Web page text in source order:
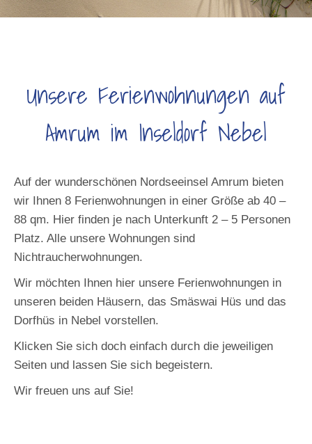
Unsere Ferienwohnungen auf
Amrum im Inseldorf Nebel
Auf der wunderschönen Nordseeinsel Amrum bieten
wir Ihnen 8 Ferienwohnungen in einer Größe ab 40 –
88 qm. Hier finden je nach Unterkunft 2 – 5 Personen
Platz. Alle unsere Wohnungen sind
Nichtraucherwohnungen.
Wir möchten Ihnen hier unsere Ferienwohnungen in
unseren beiden Häusern, das Smäswai Hüs und das
Dorfhüs in Nebel vorstellen.
Klicken Sie sich doch einfach durch die jeweiligen
Seiten und lassen Sie sich begeistern.
Wir freuen uns auf Sie!